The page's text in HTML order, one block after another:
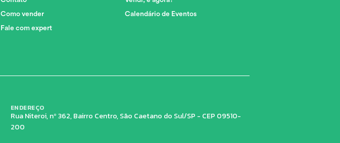
Como vender
Fale com expert
Calendário de Eventos
ENDEREÇO
Rua Niteroi, nº 362, Bairro Centro, São Caetano do Sul/SP - CEP 09510-
200